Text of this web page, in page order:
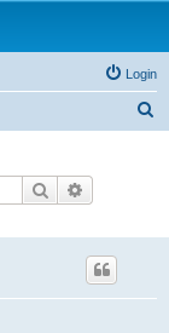
Login
Search